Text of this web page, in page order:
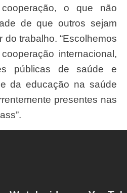
o que não
de que outros sejam
do trabalho. “Escolhemos
internacional,
públicas de saúde e
da educação na saúde
presentes nas